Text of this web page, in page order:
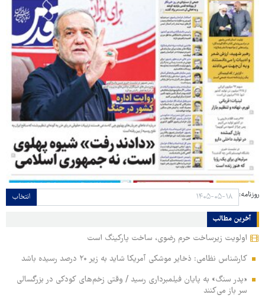
روزنامه: انتخاب
آخرین مطالب
اولویت زیرساخت حرم رضوی، ساخت پارکینگ است
کارشناس نظامی: ذخایر موشکی آمریکا شاید به زیر ۲۰ درصد رسیده باشد
«پدر سنگ» به پایان فیلمبرداری رسید / وقتی زخم‌های کودکی در بزرگسالی
سر باز می‌کنند